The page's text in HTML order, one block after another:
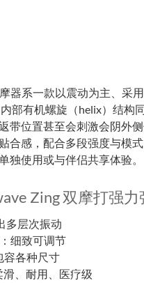
器系一款以震动为主、采
部有机螺旋（helix）结构
带位置甚至会刺激会阴外
合感，配合多段强度与模
独使用或与伴侣共享体验。
Zing 双摩打强
多层次振动
细致可调节
容各种尺寸
滑、耐用、医疗级